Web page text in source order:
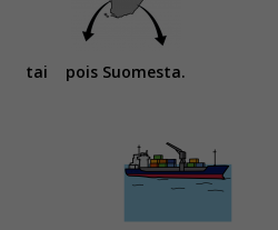
tai pois Suomesta.